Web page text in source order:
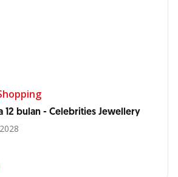
12 bulan - Celebrities Jewellery